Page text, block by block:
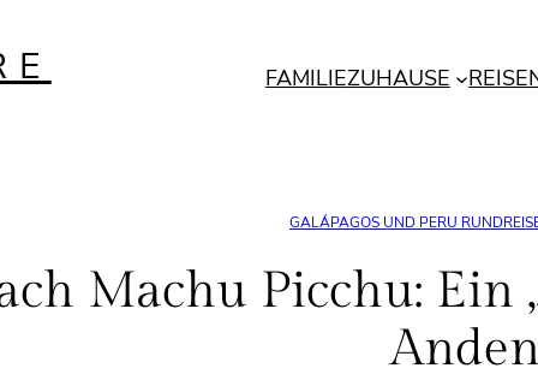
FAMILIEZUHAUSE
GALÁPAGOS UND PERU
Machu Picchu: Ein
Anden